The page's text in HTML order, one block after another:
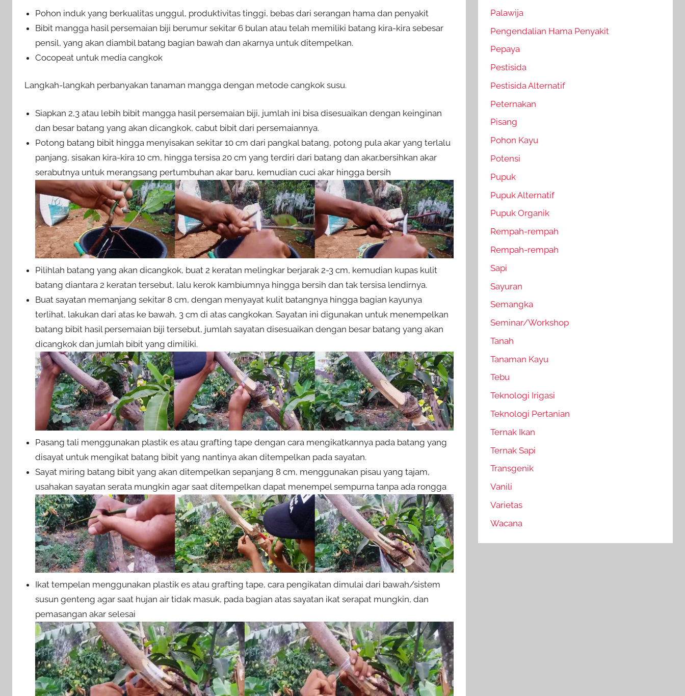
Pohon induk yang berkualitas unggul, produktivitas tinggi, bebas dari serangan hama dan penyakit
Bibit mangga hasil persemaian biji berumur sekitar 6 bulan atau telah memiliki batang kira-kira sebesar
pensil, yang akan diambil batang bagian bawah dan akarnya untuk ditempelkan.
Cocopeat untuk media cangkok
Langkah-langkah perbanyakan tanaman mangga dengan metode cangkok susu.
Siapkan 2,3 atau lebih bibit mangga hasil persemaian biji, jumlah ini bisa disesuaikan dengan keinginan
dan besar batang yang akan dicangkok, cabut bibit dari persemaiannya.
Potong batang bibit hingga menyisakan sekitar 10 cm dari pangkal batang, potong pula akar yang terlalu
panjang, sisakan kira-kira 10 cm, hingga tersisa 20 cm yang terdiri dari batang dan akar,bersihkan akar
serabutnya untuk merangsang pertumbuhan akar baru, kemudian cuci akar hingga bersih
Pilihlah batang yang akan dicangkok, buat 2 keratan melingkar berjarak 2-3 cm, kemudian kupas kulit
batang diantara 2 keratan tersebut, lalu kerok kambiumnya hingga bersih dan tak tersisa lendirnya.
Buat sayatan memanjang sekitar 8 cm, dengan menyayat kulit batangnya hingga bagian kayunya
terlihat, lakukan dari atas ke bawah, 3 cm di atas cangkokan. Sayatan ini digunakan untuk menempelkan
batang bibit hasil persemaian biji tersebut, jumlah sayatan disesuaikan dengan besar batang yang akan
dicangkok dan jumlah bibit yang dimiliki.
Pasang tali menggunakan plastik es atau grafting tape dengan cara mengikatkannya pada batang yang
disayat untuk mengikat batang bibit yang nantinya akan ditempelkan pada sayatan.
Sayat miring batang bibit yang akan ditempelkan sepanjang 8 cm, menggunakan pisau yang tajam,
usahakan sayatan serata mungkin agar saat ditempelkan dapat menempel sempurna tanpa ada rongga
Ikat tempelan menggunakan plastik es atau grafting tape, cara pengikatan dimulai dari bawah/sistem
susun genteng agar saat hujan air tidak masuk, pada bagian atas sayatan ikat serapat mungkin, dan
pemasangan akar selesai
Palawija
Pengendalian Hama Penyakit
Pepaya
Pestisida
Pestisida Alternatif
Peternakan
Pisang
Pohon Kayu
Potensi
Pupuk
Pupuk Alternatif
Pupuk Organik
Rempah-rempah
Rempah-rempah
Sapi
Sayuran
Semangka
Seminar/Workshop
Tanah
Tanaman Kayu
Tebu
Teknologi Irigasi
Teknologi Pertanian
Ternak Ikan
Ternak Sapi
Transgenik
Vanili
Varietas
Wacana